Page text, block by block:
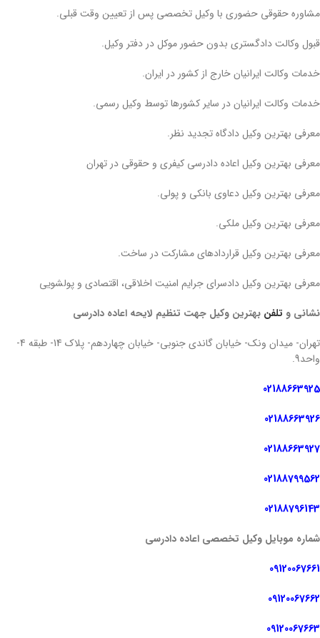
مشاوره حقوقی حضوری با وکیل تخصصی پس از تعیین وقت قبلی.
قبول وکالت دادگستری بدون حضور موکل در دفتر وکیل.
خدمات وکالت ایرانیان خارج از کشور در ایران.
خدمات وکالت ایرانیان در سایر کشورها توسط وکیل رسمی.
معرفی بهترین وکیل دادگاه تجدید نظر.
معرفی بهترین وکیل اعاده دادرسی کیفری و حقوقی در تهران
معرفی بهترین وکیل دعاوی بانکی و پولی.
معرفی بهترین وکیل ملکی.
معرفی بهترین وکیل قراردادهای مشارکت در ساخت.
معرفی بهترین وکیل دادسرای جرایم امنیت اخلاقی، اقتصادی و پولشویی
نشانی و تلفن بهترین وکیل جهت تنظیم لایحه اعاده دادرسی
تهران- میدان ونک- خیابان گاندی جنوبی- خیابان چهاردهم- پلاک 14- طبقه 4-
واحد9.
02188663925
02188663926
02188663927
02188799562
02188796143
شماره موبایل وکیل تخصصی اعاده دادرسی
09120067661
09120067662
09120067663